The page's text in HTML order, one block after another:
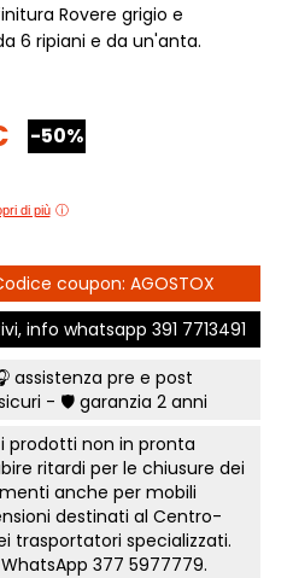
Rovere grigio e
6 ripiani e da un'anta.
-50%
di più
coupon: AGOSTOX
info whatsapp 391 7713491
assistenza pre e post
- 🛡️ garanzia 2 anni
prodotti non in pronta
ritardi per le chiusure dei
anche per mobili
destinati al Centro-
trasportatori specializzati.
377 5977779.